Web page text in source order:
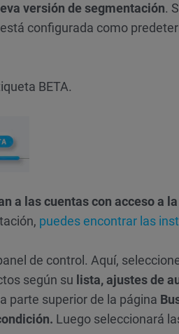
versión de segmentación.
configurada como
BETA.
a las cuentas con acceso a
puedes encontrar las
de control. Aquí,
según su lista, ajustes de
parte superior de la página
Luego seleccionará